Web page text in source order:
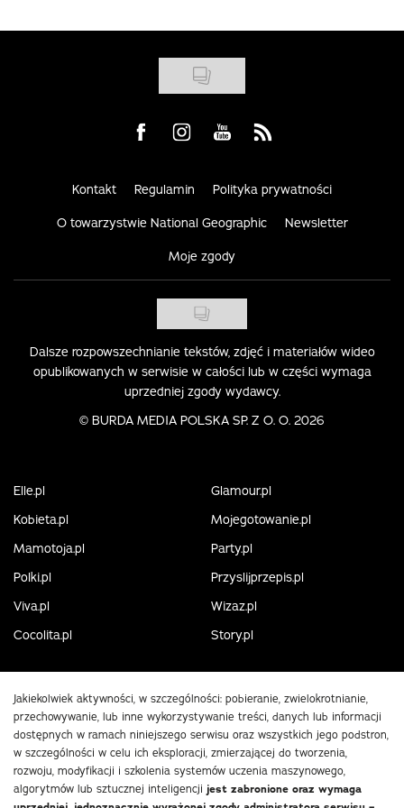
Visit us on Facebook
Visit us on Instagram
Visit us on Youtube
Visit us on Rss
Kontakt Regulamin Polityka prywatności
O towarzystwie National Geographic Newsletter
Moje zgody
Dalsze rozpowszechnianie tekstów, zdjęć i materiałów wideo
opublikowanych w serwisie w całości lub w części wymaga
uprzedniej zgody wydawcy.
© BURDA MEDIA POLSKA SP. Z O. O. 2026
Elle.pl
Glamour.pl
Kobieta.pl
Mojegotowanie.pl
Mamotoja.pl
Party.pl
Polki.pl
Przyslijprzepis.pl
Viva.pl
Wizaz.pl
Cocolita.pl
Story.pl
Jakiekolwiek aktywności, w szczególności: pobieranie, zwielokrotnianie,
przechowywanie, lub inne wykorzystywanie treści, danych lub informacji
dostępnych w ramach niniejszego serwisu oraz wszystkich jego podstron,
w szczególności w celu ich eksploracji, zmierzającej do tworzenia,
rozwoju, modyfikacji i szkolenia systemów uczenia maszynowego,
algorytmów lub sztucznej inteligencji jest zabronione oraz wymaga